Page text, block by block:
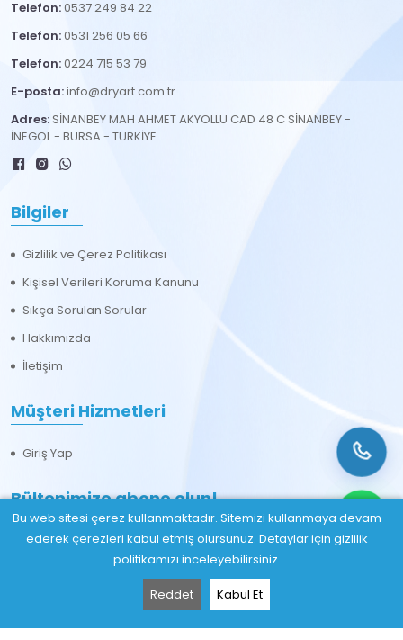
Bu web sitesi çerez kullanmaktadır. Sitemizi kullanmaya devam
ederek çerezleri kabul etmiş olursunuz. Detaylar için gizlilik
politikamızı inceleyebilirsiniz.
Reddet Kabul Et
Telefon:0537 249 84 22
Telefon:0531 256 05 66
Telefon:0224 715 53 79
E-posta:info@dryart.com.tr
Adres: SİNANBEY MAH AHMET AKYOLLU CAD 48 C SİNANBEY -
İNEGÖL - BURSA - TÜRKİYE
Bilgiler
Gizlilik ve Çerez Politikası
Kişisel Verileri Koruma Kanunu
Sıkça Sorulan Sorular
Hakkımızda
İletişim
Müşteri Hizmetleri
Giriş Yap
Bültenimize abone olun!